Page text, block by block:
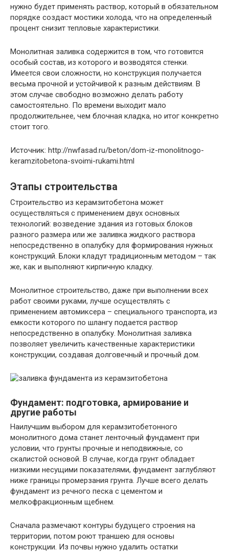
нужно будет применять раствор, который в обязательном
порядке создаст мостики холода, что на определенный
процент снизит тепловые характеристики.
Монолитная заливка содержится в том, что готовится
особый состав, из которого и возводятся стенки.
Имеется свои сложности, но конструкция получается
весьма прочной и устойчивой к разным действиям. В
этом случае свободно возможно делать работу
самостоятельно. По времени выходит мало
продолжительнее, чем блочная кладка, но итог конкретно
стоит того.
Источник: http://nwfasad.ru/beton/dom-iz-monolitnogo-
keramzitobetona-svoimi-rukami.html
Этапы строительства
Строительство из керамзитобетона может
осуществляться с применением двух основных
технологий: возведение здания из готовых блоков
разного размера или же заливка жидкого раствора
непосредственно в опалубку для формирования нужных
конструкций. Блоки кладут традиционным методом – так
же, как и выполняют кирпичную кладку.
Монолитное строительство, даже при выполнении всех
работ своими руками, лучше осуществлять с
применением автомиксера – специального транспорта, из
емкости которого по шлангу подается раствор
непосредственно в опалубку. Монолитная заливка
позволяет увеличить качественные характеристики
конструкции, создавая долговечный и прочный дом.
Фундамент: подготовка, армирование и
другие работы
Наилучшим выбором для керамзитобетонного
монолитного дома станет ленточный фундамент при
условии, что грунты прочные и неподвижные, со
скалистой основой. В случае, когда грунт обладает
низкими несущими показателями, фундамент заглубляют
ниже границы промерзания грунта. Лучше всего делать
фундамент из речного песка с цементом и
мелкофракционным щебнем.
Сначала размечают контуры будущего строения на
территории, потом роют траншею для основы
конструкции. Из почвы нужно удалить остатки